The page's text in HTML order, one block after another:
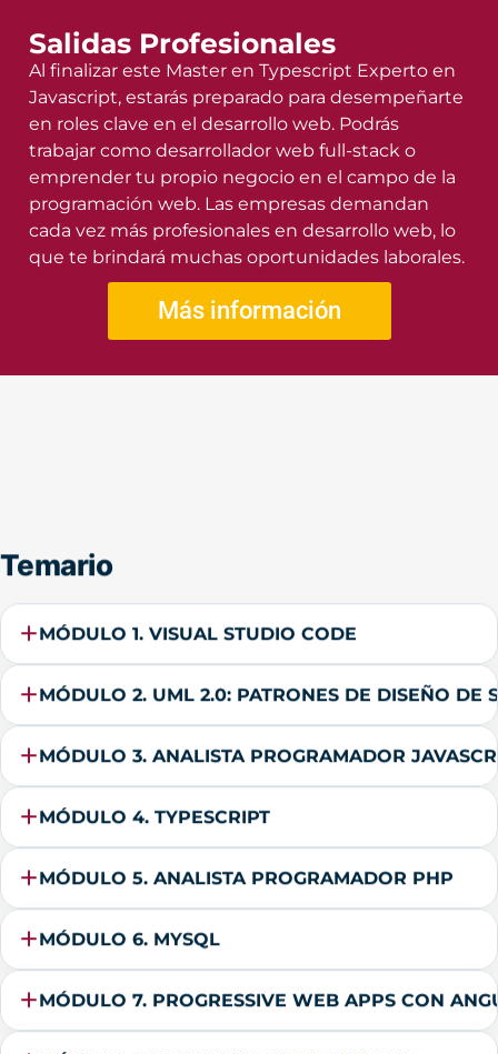
Salidas Profesionales
Al finalizar este Master en Typescript Experto en
Javascript, estarás preparado para desempeñarte
en roles clave en el desarrollo web. Podrás
trabajar como desarrollador web full-stack o
emprender tu propio negocio en el campo de la
programación web. Las empresas demandan
cada vez más profesionales en desarrollo web, lo
que te brindará muchas oportunidades laborales.
Más información
Temario
MÓDULO 1. VISUAL STUDIO CODE
MÓDULO 2. UML 2.0: PATRONES DE DISEÑO DE
MÓDULO 3. ANALISTA PROGRAMADOR
MÓDULO 4. TYPESCRIPT
MÓDULO 5. ANALISTA PROGRAMADOR PHP
MÓDULO 6. MYSQL
MÓDULO 7. PROGRESSIVE WEB APPS CON